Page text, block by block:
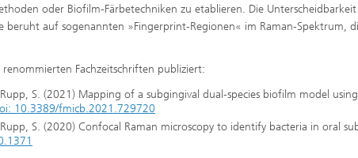
oder Biofilm-Färbetechniken zu etablieren. Die
auf sogenannten »Fingerprint-Regionen« im Raman-Spektrum,
Fachzeitschriften publiziert:
S. (2021) Mapping of a subgingival dual-species biofilm model
10.3389/fmicb.2021.729720
S. (2020) Confocal Raman microscopy to identify bacteria in oral